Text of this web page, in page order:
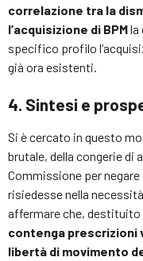
correlazione tra la
l’acquisizione di BPMla
specifico profilo
già ora esistenti.
4. Sintesi e
Si è cercato in questo
brutale, della congerie di
Commissione per
risiedesse nella
affermare che,
contenga prescrizioni
libertà di movimento